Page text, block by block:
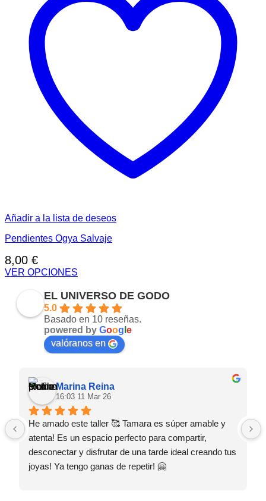
Añadir a la lista de deseos
Pendientes Ogya Salvaje
8,00 €
VER OPCIONES
tiene
múltiples
variantes.
página
de
producto
EL UNIVERSO DE GODO
5.0
Basado en 10 reseñas.
powered by Goog e
valóranos en
Marina Reina
16:03 11 Mar 26
He amado este taller 🥰 Tamara es súper amable y
atenta! Es un espacio perfecto para compartir,
desconectar y disfrutar de una tarde ideal creando tus
joyas! Ya tengo ganas de repetir! 🤗